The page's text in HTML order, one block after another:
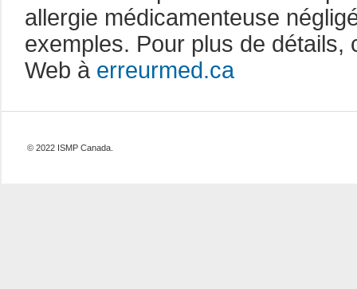
allergie médicamenteuse
exemples. Pour plus de détails,
Web à erreurmed.ca
© 2022 ISMP Canada.